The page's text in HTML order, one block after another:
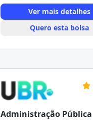
Ver mais detalhes
Quero esta bolsa
Administração Pública